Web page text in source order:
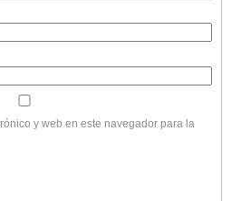
y web en este navegador para la